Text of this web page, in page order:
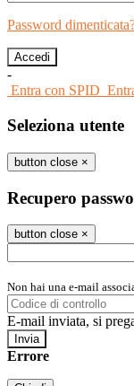
Password
-
Entra con SPID
Seleziona utente
button close ×
Recupero
button close ×
Non hai una e-mail
E-mail inviata, si
Errore